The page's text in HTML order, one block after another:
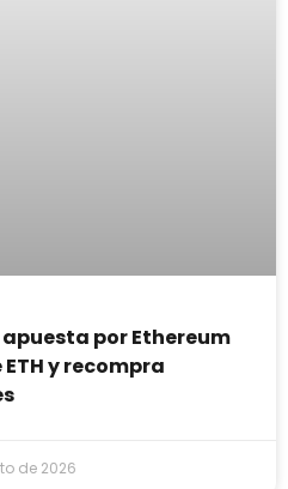
por Ethereum
y recompra
de 2026